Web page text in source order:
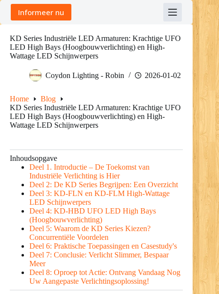
Skip
content
Informeer nu
KD Series Industriële LED Armaturen: Krachtige UFO
LED High Bays (Hoogbouwverlichting) en High-
Wattage LED Schijnwerpers
Coydon Lighting - Robin 2026-01-02
Home
Blog
KD Series Industriële LED Armaturen: Krachtige UFO
LED High Bays (Hoogbouwverlichting) en High-
Wattage LED Schijnwerpers
Inhoudsopgave
Deel 1. Introductie – De Toekomst van
Industriële Verlichting is Hier
Deel 2: De KD Series Begrijpen: Een Overzicht
Deel 3: KD-FLN en KD-FLM High-Wattage
LED Schijnwerpers
Deel 4: KD-HBD UFO LED High Bays
(Hoogbouwverlichting)
Deel 5: Waarom de KD Series Kiezen?
Concurrentiële Voordelen
Deel 6: Praktische Toepassingen en Casestudy's
Deel 7: Conclusie: Verlicht Slimmer, Bespaar
Meer
Deel 8: Oproep tot Actie: Ontvang Vandaag Nog
Uw Aangepaste Verlichtingsoplossing!